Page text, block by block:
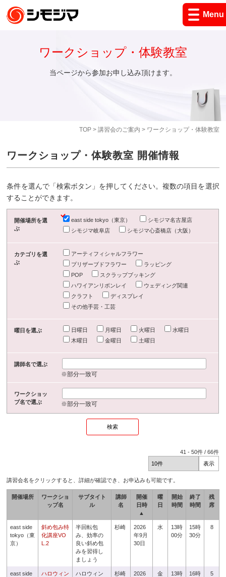
Menu
TOP> 講習会のご案内 > ワークショップ・体験教室
ワークショップ・体験教室
当ページから参加お申し込み頂けます。
ワークショップ・体験教室 開催情報
条件を選んで「検索ボタン」を押してください。複数の項目を選択
することができます。
開催場所を選
ぶ
east side tokyo（東京）
シモジマ名古屋店
シモジマ岐阜店
シモジマ心斎橋店（大阪）
カテゴリを選
ぶ
アーティフィシャルフラワー
プリザーブドフラワー
ラッピング
POP
スクラップブッキング
ハワイアンリボンレイ
ウェディング関連
クラフト
ディスプレイ
その他手芸・工芸
曜日を選ぶ 日曜日 月曜日 火曜日
水曜日
木曜日
金曜日 土曜日
講師名で選ぶ
※部分一致可
ワークショッ
プ名で選ぶ
※部分一致可
41 -50件 /66件
講習会名をクリックすると、詳細が確認でき、お申込みも可能です。
開催場所
ワークショ
ップ名
サブタイト
ル
講師
名
開催
日時
▲
曜
日
開始
時間
終了
時間
残
席
east side
tokyo（東
京）
斜め包み特
化講座VO
L.2
半回転包
み、効率の
良い斜め包
みを習得し
ましょう
杉崎
2026
年9月
30日
水
13時
00分
15時
30分
8
east side
ハロウィン
ハロウィン
杉崎
2026
金
13時
16時
5